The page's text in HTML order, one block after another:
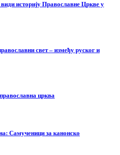
историју Православне Цркве у
свет – између руског и
црква
Самученици за канонско